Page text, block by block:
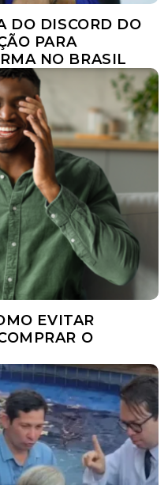
DO DISCORD DO
PARA
NO BRASIL
EVITAR
O